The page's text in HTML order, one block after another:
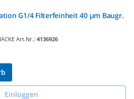
G1/4 Filterfeinheit 40 µm Baugr.
Art.Nr.: 4136926
Einloggen